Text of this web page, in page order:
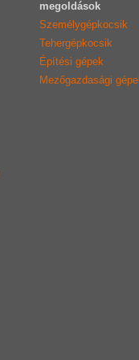
megoldások
Személygépkocsik
Tehergépkocsik
Építési gépek
Mezőgazdasági